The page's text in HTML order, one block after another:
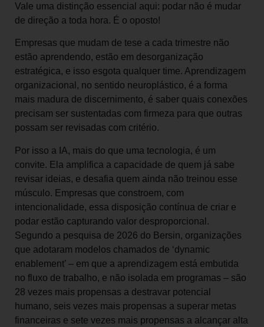
Vale uma distinção essencial aqui: podar não é mudar
de direção a toda hora. É o oposto!
Empresas que mudam de tese a cada trimestre não
estão aprendendo, estão em desorganização
estratégica, e isso esgota qualquer time. Aprendizagem
organizacional, no sentido neuroplástico, é a forma
mais madura de discernimento, é saber quais conexões
precisam ser sustentadas com firmeza para que outras
possam ser revisadas com critério.
Por isso a IA, mais do que uma tecnologia, é um
convite. Ela amplifica a capacidade de quem já sabe
revisar ideias, e desafia quem ainda não treinou esse
músculo. Empresas que constroem, com
intencionalidade, essa disposição contínua de criar e
podar estão capturando valor desproporcional.
Segundo a pesquisa de 2026 do Bersin, organizações
que adotaram modelos chamados de ‘dynamic
enablement’ – em que a aprendizagem está embutida
no fluxo de trabalho, e não isolada em programas – são
28 vezes mais propensas a destravar potencial
humano, seis vezes mais propensas a superar metas
financeiras e sete vezes mais propensas a alcançar alta